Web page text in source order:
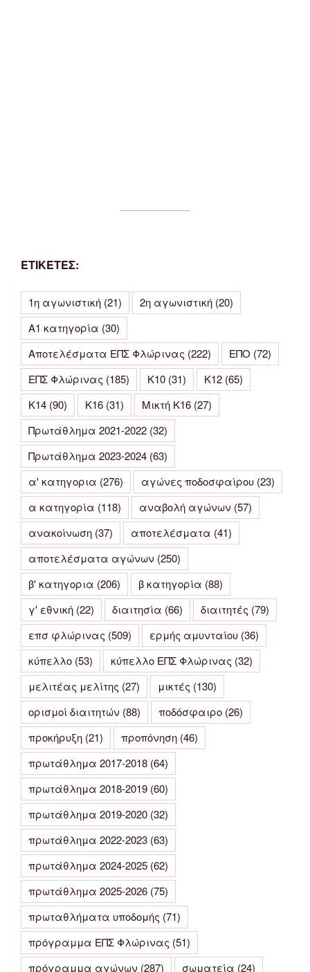
ΕΤΙΚΕΤΕΣ:
1η αγωνιστική (21) 2η αγωνιστική (20)
Α1 κατηγορία (30)
Αποτελέσματα ΕΠΣ Φλώρινας (222) ΕΠΟ (72)
ΕΠΣ Φλώρινας (185) Κ10 (31) Κ12 (65)
Κ14 (90) Κ16 (31) Μικτή Κ16 (27)
Πρωτάθλημα 2021-2022 (32)
Πρωτάθλημα 2023-2024 (63)
α' κατηγορια (276) αγώνες ποδοσφαίρου (23)
α κατηγορία (118) αναβολή αγώνων (57)
ανακοίνωση (37) αποτελέσματα (41)
αποτελέσματα αγώνων (250)
β' κατηγορια (206) β κατηγορία (88)
γ' εθνική (22) διαιτησία (66) διαιτητές (79)
επσ φλώρινας (509) ερμής αμυνταίου (36)
κύπελλο (53) κύπελλο ΕΠΣ Φλώρινας (32)
μελιτέας μελίτης (27) μικτές (130)
ορισμοί διαιτητών (88) ποδόσφαιρο (26)
προκήρυξη (21) προπόνηση (46)
πρωτάθλημα 2017-2018 (64)
πρωτάθλημα 2018-2019 (60)
πρωτάθλημα 2019-2020 (32)
πρωτάθλημα 2022-2023 (63)
πρωτάθλημα 2024-2025 (62)
πρωτάθλημα 2025-2026 (75)
πρωταθλήματα υποδομής (71)
πρόγραμμα ΕΠΣ Φλώρινας (51)
πρόγραμμα αγώνων (287) σωματεία (24)